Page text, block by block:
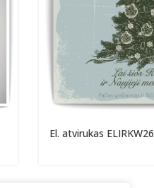
El. atvirukas ELIRKW26